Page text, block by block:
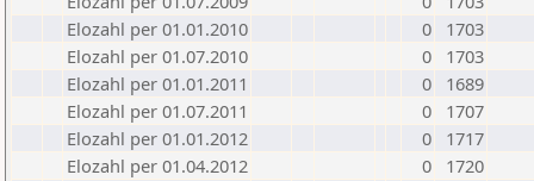
Elozahl per 01.01.2010
0
1703
Elozahl per 01.07.2010
0
1703
Elozahl per 01.01.2011
0
1689
Elozahl per 01.07.2011
0
1707
Elozahl per 01.01.2012
0
1717
Elozahl per 01.04.2012
0
1720